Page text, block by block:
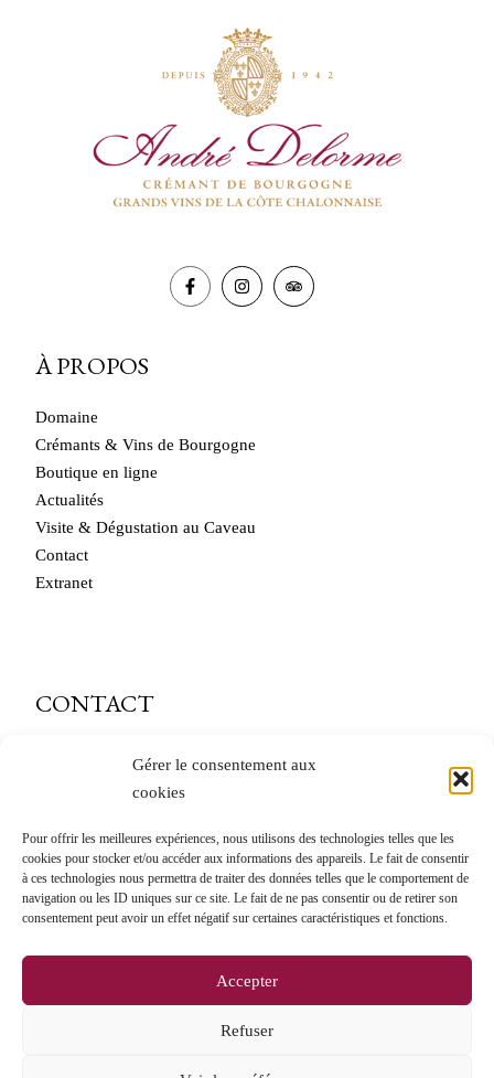
Gérer le consentement aux
cookies
Pour offrir les meilleures expériences, nous utilisons des technologies telles que les
cookies pour stocker et/ou accéder aux informations des appareils. Le fait de consentir
à ces technologies nous permettra de traiter des données telles que le comportement de
navigation ou les ID uniques sur ce site. Le fait de ne pas consentir ou de retirer son
consentement peut avoir un effet négatif sur certaines caractéristiques et fonctions.
Accepter
Refuser
À PROPOS
Domaine
Crémants & Vins de Bourgogne
Boutique en ligne
Actualités
Visite & Dégustation au Caveau
Contact
Extranet
CONTACT
caveau@andre-delorme.com
Tél. 03 85 87 64 14
André Delorme
11 Rue des Bordes
71150 Rully